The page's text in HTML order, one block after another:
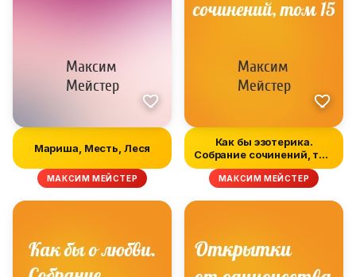
Мариша, Месть, Леся
МАКСИМ МЕЙСТЕР
Как бы эзотерика.
Собрание сочинений, том
15
МАКСИМ МЕЙСТЕР